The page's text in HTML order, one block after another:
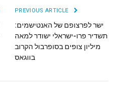
ישר לפרצופם של האנטישמים:
תשדיר פרו-ישראלי ישודר למאה
מיליון צופים בסופרבול הקרוב
בווגאס